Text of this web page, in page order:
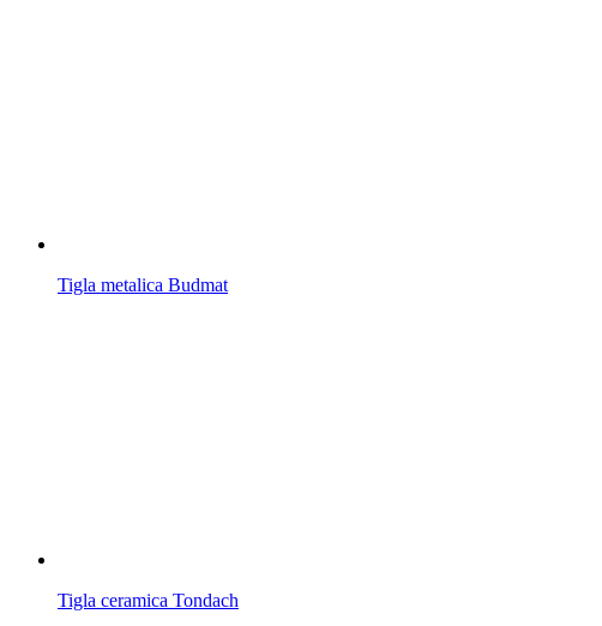
Tigla metalica Budmat
Tigla ceramica Tondach